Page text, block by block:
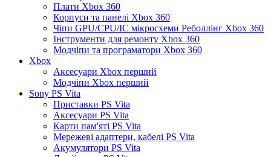
Плати Xbox 360
Корпуси та панелі Xbox 360
Чіпи GPU/CPU/IC мікросхеми Реболлінг Xbox 360
Інструменти для ремонту Xbox 360
Модчіпи та програматори Xbox 360
Xbox
Аксесуари Xbox перший
Модчіпи Xbox перший
Sony PS Vita
Приставки PS Vita
Аксесуари PS Vita
Карти пам'яті PS Vita
Мережеві адаптери, кабелі PS Vita
Акумулятори PS Vita